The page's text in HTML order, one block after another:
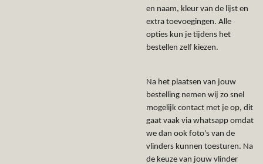
en naam, kleur van de lijst en
extra toevoegingen. Alle
opties kun je tijdens het
bestellen zelf kiezen.
Na het plaatsen van jouw
bestelling nemen wij zo snel
mogelijk contact met je op, dit
gaat vaak via whatsapp omdat
we dan ook foto's van de
vlinders kunnen toesturen. Na
de keuze van jouw vlinder